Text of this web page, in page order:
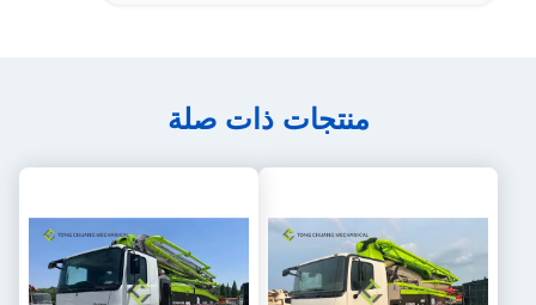
منتجات ذات صلة